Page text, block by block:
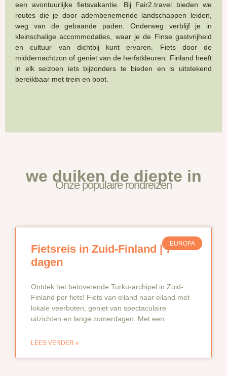
een avontuurlijke fietsvakantie. Bij Fair2.travel bieden we
routes die je door adembenemende landschappen leiden,
weg van de gebaande paden. Onderweg verblijf je in
kleinschalige accommodaties, waar je de Finse gastvrijheid
en cultuur van dichtbij kunt ervaren. Fiets door de
middernachtzon of geniet van de herfstkleuren. Finland heeft
in elk seizoen iets bijzonders te bieden en is uitstekend
bereikbaar met trein en boot.
we duiken de diepte in
Onze populaire rondreizen
EUROPA
Fietsreis in Zuid-Finland | 7
dagen
Ontdek het betoverende Turku-archipel in Zuid-
Finland per fiets! Fiets van eiland naar eiland met
lokale veerboten, geniet van spectaculaire
uitzichten en lange zomerdagen. Met een
LEES VERDER »